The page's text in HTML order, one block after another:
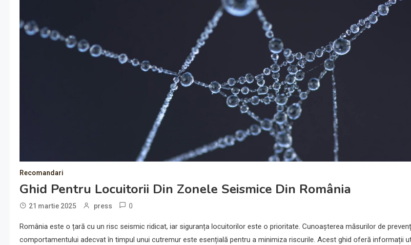
Recomandari
Ghid Pentru Locuitorii Din Zonele Seismice Din România
21 martie 2025 press 0
România este o țară cu un risc seismic ridicat, iar siguranța locuitorilor este o prioritate. Cunoașterea măsurilor de
comportamentului adecvat în timpul unui cutremur este esențială pentru a minimiza riscurile. Acest ghid oferă informații